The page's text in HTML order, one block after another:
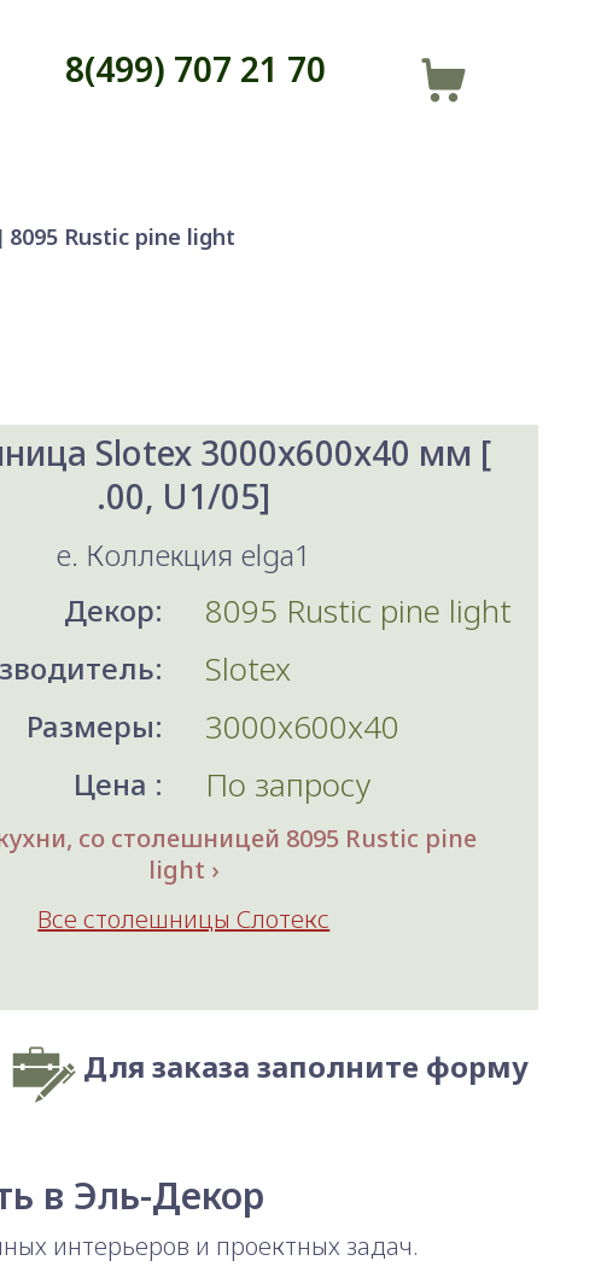
8(499) 707 21 70
Rustic pine light
Slotex 3000x600x40 мм [
.00, U1/05]
e. Коллекция elga1
Декор:
8095 Rustic pine light
Slotex
Размеры: 3000x600x40
Цена : По запросу
со столешницей 8095 Rustic pine
light
Все столешницы Слотекс
Для заказа заполните форму
в Эль-Декор
интерьеров и проектных задач.